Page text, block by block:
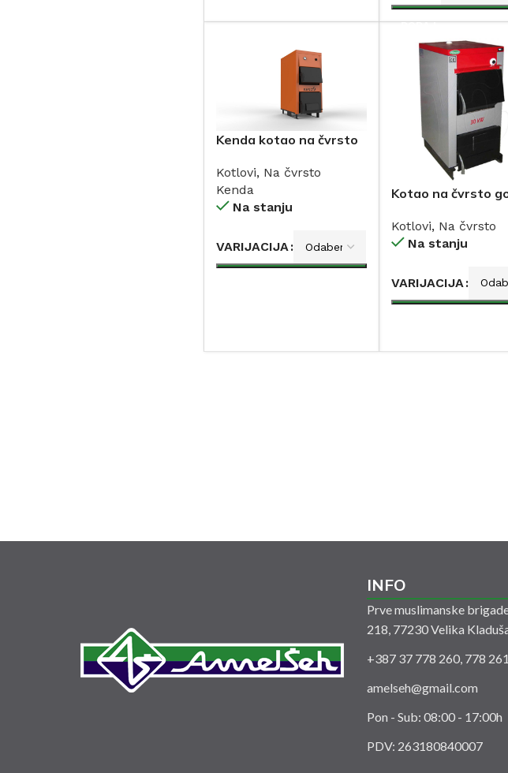
DODAJ
Kenda kotao na čvrsto
Kotlovi, Na čvrsto
Kenda
Na stanju
VARIJACIJA
Kotao na čvrsto
50 kW
Kotlovi, Na čvrsto
Na stanju
VARIJACIJA
INFO
Prve muslimanske
218, 77230 Velika
+387 37 778 260, 778 261
amelseh@gmail.com
Pon - Sub: 08:00 - 17:00h
PDV: 263180840007